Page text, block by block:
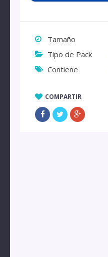
Tamaño
Tipo de Pack
Contiene
COMPARTIR